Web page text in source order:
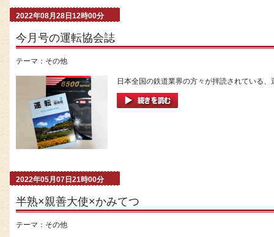
2022年08月28日12時00分
今月号の運転協会誌
テーマ： その他
日本全国の鉄道業界の方々が拝読されている
2022年05月07日21時00分
半熟×親善大使×かみてつ
テーマ： その他